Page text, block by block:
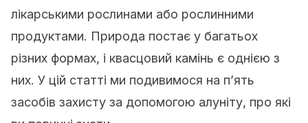
лікарськими рослинами або рослинними
продуктами. Природа постає у багатьох
різних формах, і квасцовий камінь є однією з
них. У цій статті ми подивимося на п’ять
засобів захисту за допомогою алуніту, про які